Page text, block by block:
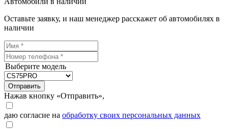
Оставьте заявку, и наш менеджер расскажет об автомобилях в
наличии
Выберите модель
Отправить
Нажав кнопку «Отправить»,
даю согласие на обработку своих персональных данных